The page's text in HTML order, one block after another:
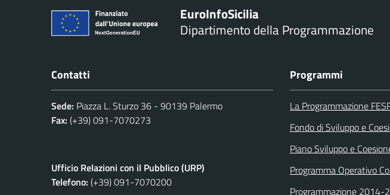
EuroInfoSicilia
Dipartimento della Programmazione
Contatti
Sede: Piazza L. Sturzo 36 - 90139 Palermo
Fax: (+39) 091-7070273
Ufficio Relazioni con il Pubblico (URP)
Telefono: (+39) 091-7070200
Programmi
La Programmazione
Fondo di Sviluppo e
Piano Sviluppo e
Programma Operativo
Programmazione 2014-